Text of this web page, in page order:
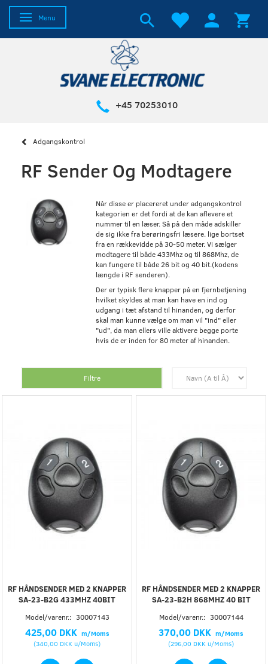
Skifte navigation
Menu
+45 70253010
Adgangskontrol
RF Sender Og Modtagere
Når disse er placereret under adgangskontrol
kategorien er det fordi at de kan aflevere et
nummer til en læser. Så på den måde adskiller
de sig ikke fra berøringsfri læsere. lige bortset
fra en rækkevidde på 30-50 meter. Vi sælger
modtagere til både 433Mhz og til 868Mhz, de
kan fungere til både 26 bit og 40 bit.(kodens
længde i RF senderen).
Der er typisk flere knapper på en fjernbetjening
hvilket skyldes at man kan have en ind og
udgang i tæt afstand til hinanden, og derfor
skal man kunne vælge om man vil "ind" eller
"ud", da man ellers ville aktivere begge porte
hvis de er inden for 80 meter af hinanden.
Filtre
RF HÅNDSENDER MED 2 KNAPPER
SA-23-B2G 433MHZ 40BIT
Model/varenr.: 30007143
425,00 DKK m/Moms
(340,00 DKK u/Moms)
RF HÅNDSENDER MED 2 KNAPPER
SA-23-B2H 868MHZ 40 BIT
Model/varenr.: 30007144
370,00 DKK m/Moms
(296,00 DKK u/Moms)